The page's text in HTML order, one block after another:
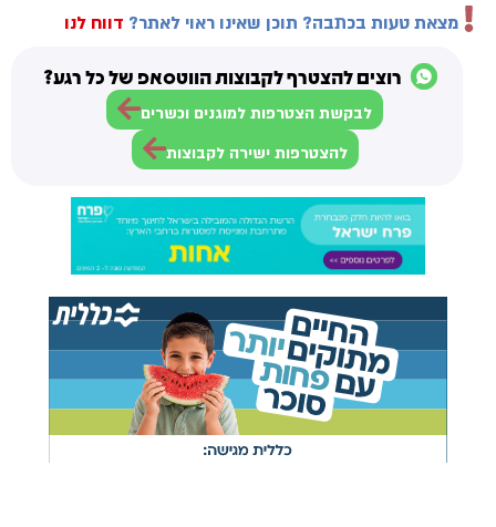
מצאת טעות בכתבה? תוכן שאינו ראוי לאתר? דווח לנו
רוצים להצטרף לקבוצות הווטסאפ של כל רגע?
לבקשת הצטרפות למוגנים וכשרים
להצטרפות ישירה לקבוצות